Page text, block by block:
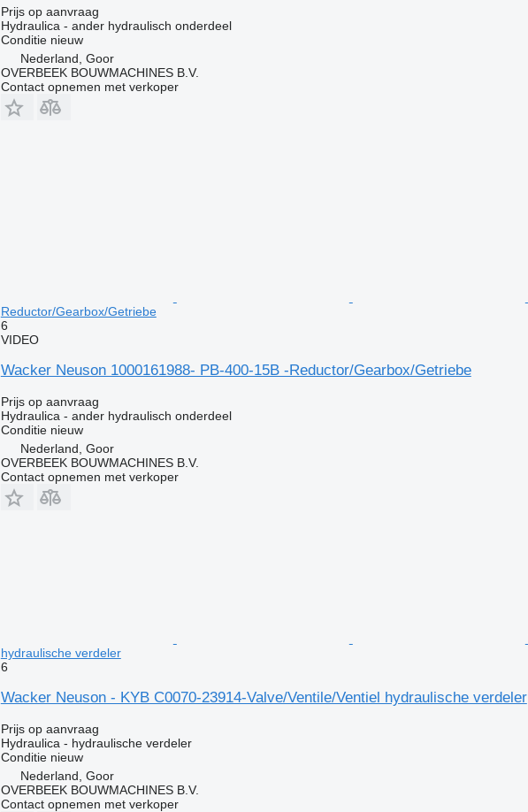
Prijs op aanvraag
Hydraulica - ander hydraulisch onderdeel
Conditienieuw
Nederland, Goor
OVERBEEK BOUWMACHINES B.V.
Contact opnemen met verkoper
Reductor/Gearbox/Getriebe
6
VIDEO
Wacker Neuson 1000161988- PB-400-15B -Reductor/Gearbox/Getriebe
Prijs op aanvraag
Hydraulica - ander hydraulisch onderdeel
Conditienieuw
Nederland, Goor
OVERBEEK BOUWMACHINES B.V.
Contact opnemen met verkoper
hydraulische verdeler
6
Wacker Neuson - KYB C0070-23914-Valve/Ventile/Ventiel hydraulische verdeler
Prijs op aanvraag
Hydraulica - hydraulische verdeler
Conditienieuw
Nederland, Goor
OVERBEEK BOUWMACHINES B.V.
Contact opnemen met verkoper